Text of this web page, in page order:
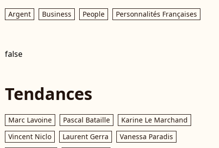
Argent Business People Personnalités Françaises
false
Tendances
Marc Lavoine Pascal Bataille
Karine Le Marchand
Vincent Niclo
Laurent Gerra
Vanessa Paradis